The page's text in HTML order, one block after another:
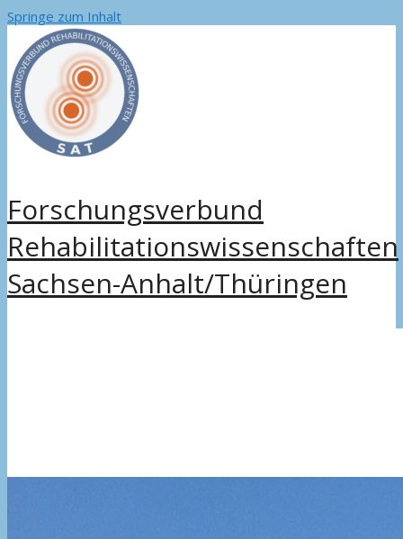
Springe zum Inhalt
Forschungsverbund
Rehabilitationswissenschaften
Sachsen-Anhalt/Thüringen